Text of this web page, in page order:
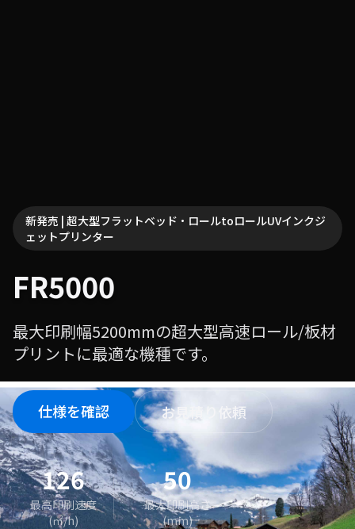
新発売 | 超大型フラットベッド・ロールtoロールUVインクジ
ェットプリンター
FR5000
最大印刷幅5200mmの超大型高速ロール/板材
プリントに最適な機種です。
仕様を確認 お見積り依頼
126
最高印刷速度
(㎡/h)
50
最大印刷高さ
(mm)